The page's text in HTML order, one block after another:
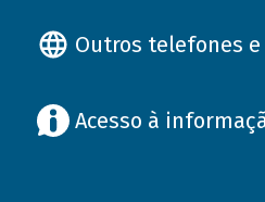
Outros telefones e
Acesso à